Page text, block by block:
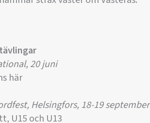
20 juni
här
Helsingfors, 18-19 september
U15 och U13